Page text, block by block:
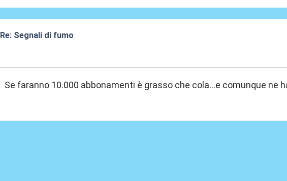
Re: Segnali di fumo
Se faranno 10.000 abbonamenti è grasso che cola...e comunque ne